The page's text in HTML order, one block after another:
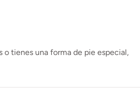
o tienes una forma de pie especial,